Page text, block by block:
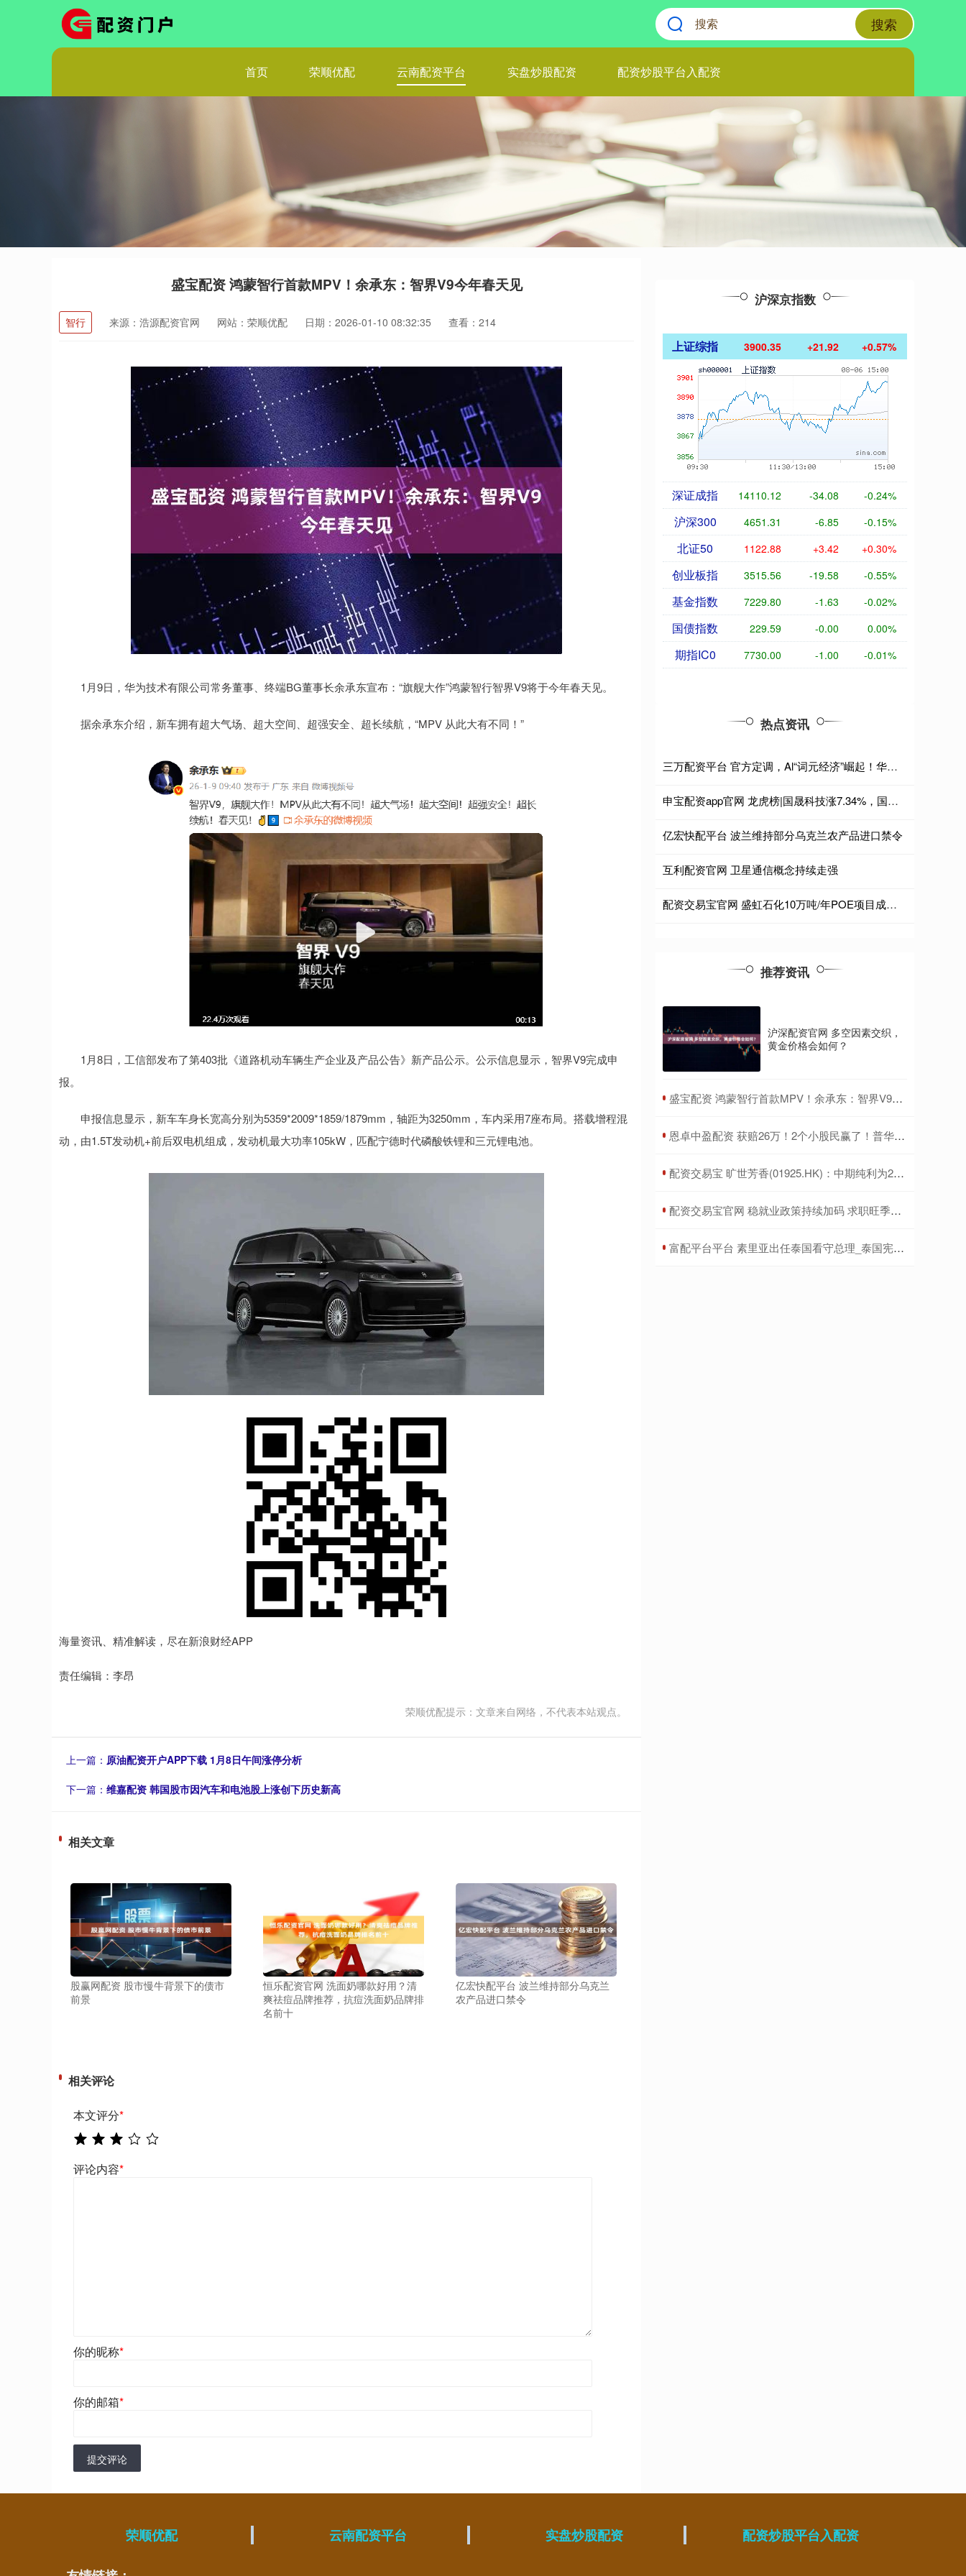
搜索
首页 荣顺优配 云南配资平台 实盘炒股配资 配资炒股平台入配资
盛宝配资 鸿蒙智行首款MPV！余承东：智界V9今年春天见
智行 来源：浩源配资官网 网站：荣顺优配 日期：2026-01-10 08:32:35 查看：214
1月9日，华为技术有限公司常务董事、终端BG董事长余承东宣布：“旗舰大作”鸿蒙智行智界V9将于今年春天见。
据余承东介绍，新车拥有超大气场、超大空间、超强安全、超长续航，“MPV 从此大有不同！”
1月8日，工信部发布了第403批《道路机动车辆生产企业及产品公告》新产品公示。公示信息显示，智界V9完成申
报。
申报信息显示，新车车身长宽高分别为5359*2009*1859/1879mm，轴距为3250mm，车内采用7座布局。搭载增程混
动，由1.5T发动机+前后双电机组成，发动机最大功率105kW，匹配宁德时代磷酸铁锂和三元锂电池。
海量资讯、精准解读，尽在新浪财经APP
责任编辑：李昂
荣顺优配提示：文章来自网络，不代表本站观点。
上一篇： 原油配资开户APP下载 1月8日午间涨停分析
下一篇： 维嘉配资 韩国股市因汽车和电池股上涨创下历史新高
相关文章
股赢网配资 股市慢牛背景下的债市
前景
恒乐配资官网 洗面奶哪款好用？清
爽祛痘品牌推荐，抗痘洗面奶品牌排
名前十
亿宏快配平台 波兰维持部分乌克兰
农产品进口禁令
相关评论
本文评分*
评论内容*
你的昵称*
你的邮箱*
提交评论
沪深京指数
上证综指 3900.35 +21.92 +0.57%
深证成指 14110.12 -34.08 -0.24%
沪深300 4651.31 -6.85 -0.15%
北证50 1122.88 +3.42 +0.30%
创业板指 3515.56 -19.58 -0.55%
基金指数 7229.80 -1.63 -0.02%
国债指数 229.59 -0.00 0.00%
期指IC0 7730.00 -1.00 -0.01%
热点资讯
三万配资平台 官方定调，Al“词元经济”崛起！华宝基金科创人工智能ETF（589520）连续两日涨超2%，拉响反攻号角！
申宝配资app官网 龙虎榜|国晟科技涨7.34%，国泰海通证券总部净买入8369.58万元
亿宏快配平台 波兰维持部分乌克兰农产品进口禁令
互利配资官网 卫星通信概念持续走强
配资交易宝官网 盛虹石化10万吨/年POE项目成功投产，光伏产业迎来“中国高端膜”
推荐资讯
沪深配资官网 多空因素交织，
黄金价格会如何？
​盛宝配资 鸿蒙智行首款MPV！余承东：智界V9今年春天见
​恩卓中盈配资 获赔26万！2个小股民赢了！普华永道承担3%连带赔偿责任
​配资交易宝 旷世芳香(01925.HK)：中期纯利为2254万元 同比减少55.7%
​配资交易宝官网 稳就业政策持续加码 求职旺季迎多重利好
​富配平台平台 素里亚出任泰国看守总理_泰国宪法法院_议院_时间
荣顺优配 云南配资平台 实盘炒股配资 配资炒股平台入配资